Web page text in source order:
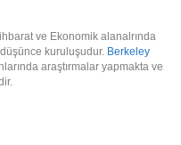
ve Ekonomik alanalrında
kuruluşudur. Berkeley
araştırmalar yapmakta ve